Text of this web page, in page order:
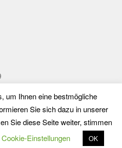
widerrufen
0
um Ihnen eine bestmögliche
Sie sich dazu in unserer
Sie diese Seite weiter, stimmen
Cookie-Einstellungen OK